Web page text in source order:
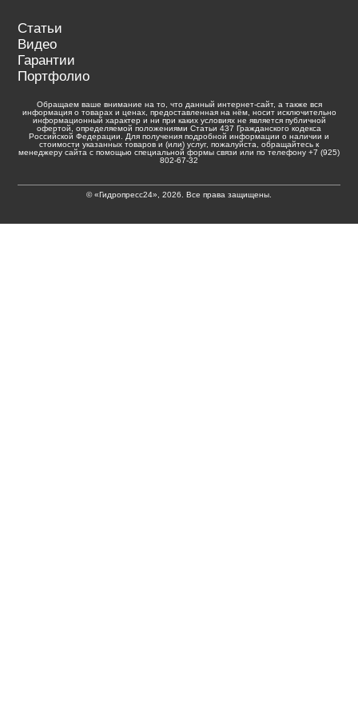
Статьи
Видео
Гарантии
Портфолио
Обращаем ваше внимание на то, что данный интернет-сайт, а также вся
информация о товарах и ценах, предоставленная на нём, носит исключительно
информационный характер и ни при каких условиях не является публичной
офертой, определяемой положениями Статьи 437 Гражданского кодекса
Российской Федерации. Для получения подробной информации о наличии и
стоимости указанных товаров и (или) услуг, пожалуйста, обращайтесь к
менеджеру сайта с помощью специальной формы связи или по телефону +7 (925)
802-67-32
© «Гидропресс24», 2026. Все права защищены.